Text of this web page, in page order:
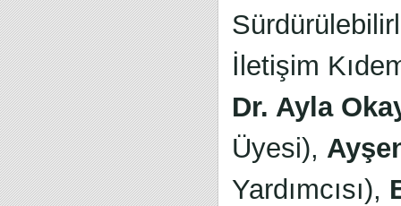
İletişim
Dr. Ayla
Üyesi),
Yardımcısı),